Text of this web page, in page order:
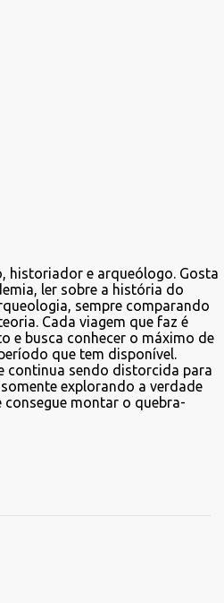
historiador e arqueólogo. Gosta
ler sobre a história do
sempre comparando
Cada viagem que faz é
e busca conhecer o máximo de
que tem disponível.
continua sendo distorcida para
explorando a verdade
montar o quebra-